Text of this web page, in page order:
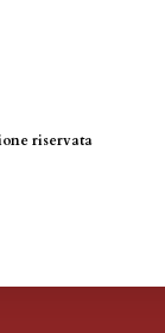
riservata